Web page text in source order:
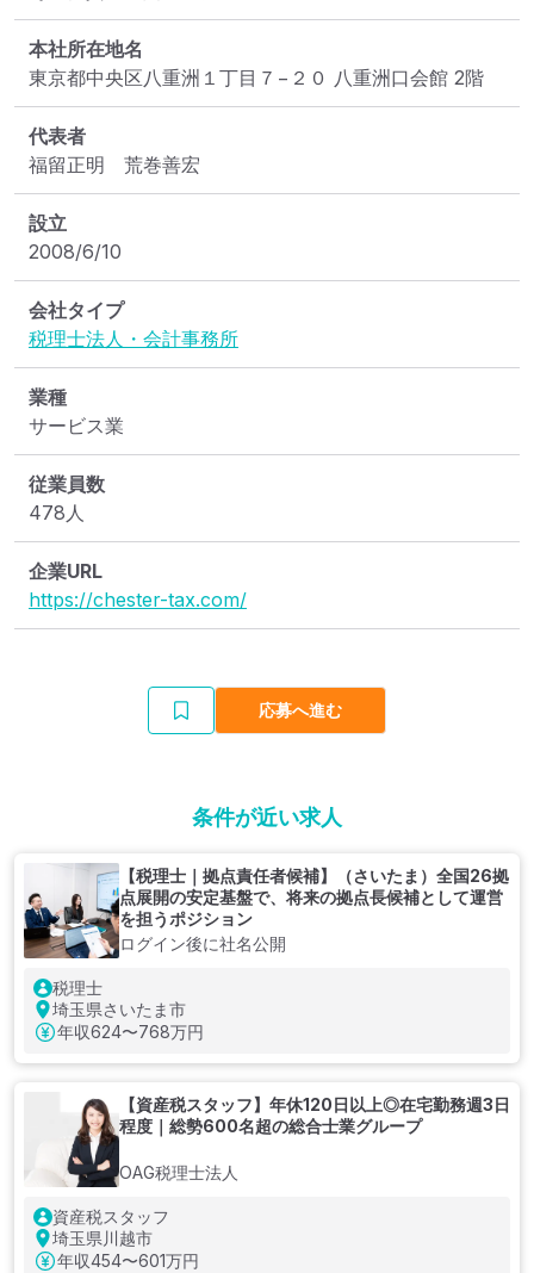
本社所在地名
東京都中央区八重洲１丁目７−２０ 八重洲口会館 2階
代表者
福留正明　荒巻善宏
設立
2008/6/10
会社タイプ
税理士法人・会計事務所
業種
サービス業
従業員数
478人
企業URL
https://chester-tax.com/
応募へ進む
条件が近い求人
【税理士｜拠点責任者候補】（さいたま）全国26拠
点展開の安定基盤で、将来の拠点長候補として運営
を担うポジション
ログイン後に社名公開
税理士
埼玉県さいたま市
年収624〜768万円
【資産税スタッフ】年休120日以上◎在宅勤務週3日
程度｜総勢600名超の総合士業グループ
OAG税理士法人
資産税スタッフ
埼玉県川越市
年収454〜601万円